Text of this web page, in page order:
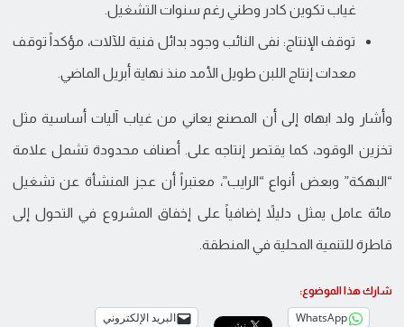
غياب تكوين كادر وطني رغم سنوات التشغيل.
توقف الإنتاج: نفى النائب وجود بدائل فنية للآلات، مؤكداً توقف
معدات إنتاج اللبن طويل الأمد منذ نهاية أبريل الماضي.
وأشار ولد ابهاه إلى أن المصنع يعاني من غياب آليات أساسية مثل
تخزين الوقود، كما يقتصر إنتاجه على. أصناف محدودة تشمل علامة
“البهكة” وبعض أنواع “الرايب”، معتبراً أن عجز المنشأة عن تشغيل
مائة عامل يمثل دليلاً إضافياً على إخفاق المشروع في التحول إلى
قاطرة للتنمية المحلية في المنطقة.
شارك هذا الموضوع:
WhatsApp
البريد الإلكتروني